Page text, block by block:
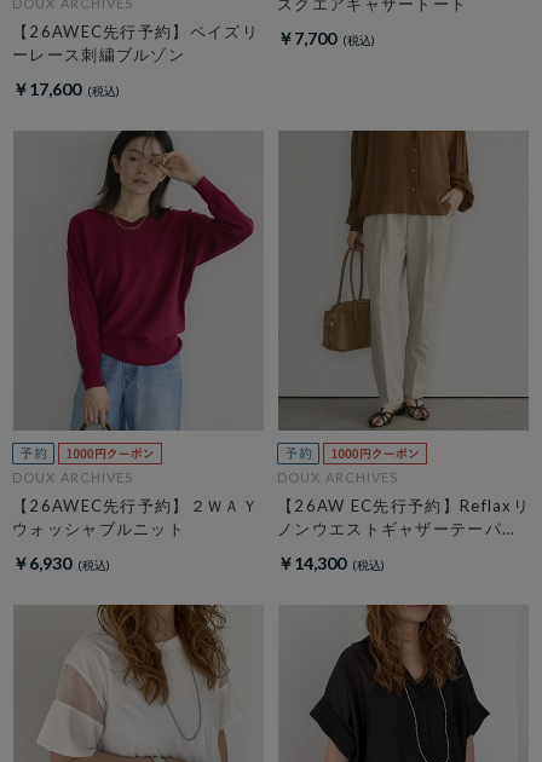
【26AWEC先行予約】ペイズリ
ーレース刺繍ブルゾン
￥17,600
￥7,700
DOUX ARCHIVES
【26AWEC先行予約】２ＷＡＹ
ウォッシャブルニット
￥6,930
DOUX ARCHIVES
【26AW EC先行予約】Reflaxリ
ノンウエストギャザーテーパー
￥14,300